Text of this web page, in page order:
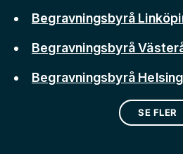
Begravningsbyrå
Begravningsbyrå
Begravningsbyrå
SE FLER